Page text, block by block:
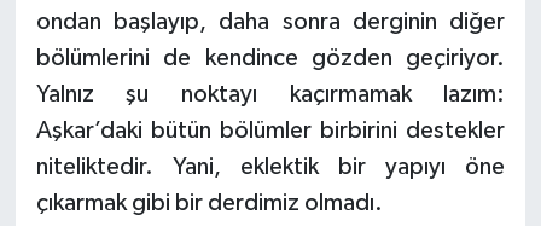
ondan başlayıp, daha sonra derginin diğer
bölümlerini de kendince gözden geçiriyor.
Yalnız şu noktayı kaçırmamak lazım:
Aşkar’daki bütün bölümler birbirini destekler
niteliktedir. Yani, eklektik bir yapıyı öne
çıkarmak gibi bir derdimiz olmadı.